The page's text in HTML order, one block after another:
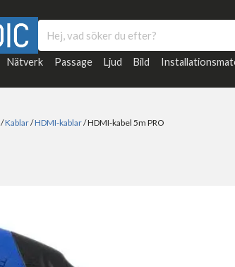
Nätverk Passage Ljud Bild
/Kablar/HDMI-kablar/ HDMI-kabel 5m PRO